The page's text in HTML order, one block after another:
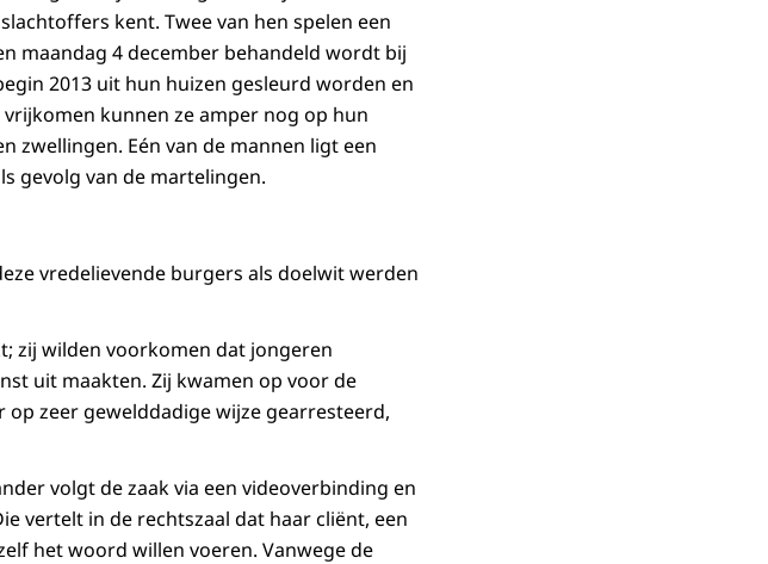
kent. Twee van hen spelen een
maandag 4 december behandeld wordt bij
2013 uit hun huizen gesleurd worden en
kunnen ze amper nog op hun
zwellingen. Eén van de mannen ligt een
gevolg van de martelingen.
vredelievende burgers als doelwit werden
zij wilden voorkomen dat jongeren
uit maakten. Zij kwamen op voor de
zeer gewelddadige wijze gearresteerd,
volgt de zaak via een videoverbinding en
vertelt in de rechtszaal dat haar cliënt, een
het woord willen voeren. Vanwege de